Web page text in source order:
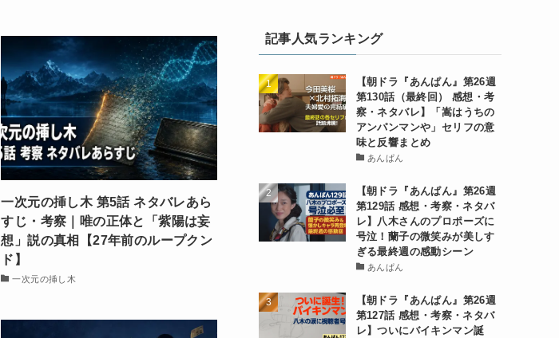
一次元の挿し木 第5話 ネタバレあら
すじ・考察｜唯の正体と「紫陽は妄
想」説の真相【27年前のループクン
ド】
一次元の挿し木
記事人気ランキング
【朝ドラ『あんぱん』第26週
第130話（最終回） 感想・考
察・ネタバレ】「嵩はうちの
アンパンマンや」セリフの意
味と反響まとめ
あんぱん
【朝ドラ『あんぱん』第26週
第129話 感想・考察・ネタバ
レ】八木さんのプロポーズに
号泣！蘭子の微笑みが美しす
ぎる最終週の感動シーン
あんぱん
【朝ドラ『あんぱん』第26週
第127話 感想・考察・ネタバ
レ】ついにバイキンマン誕